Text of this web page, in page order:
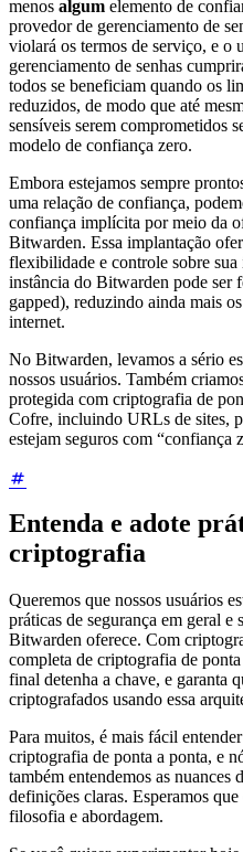
menos algum elemento de
provedor de gerenciamento de
violará os termos de serviço, e o
gerenciamento de senhas
todos se beneficiam quando os
reduzidos, de modo que até
sensíveis serem comprometidos
modelo de confiança zero.
Embora estejamos sempre
uma relação de confiança,
confiança implícita por meio da
Bitwarden. Essa implantação
flexibilidade e controle sobre
instância do Bitwarden pode ser
gapped), reduzindo ainda mais
internet.
No Bitwarden, levamos a sério
nossos usuários. Também
protegida com criptografia de
Cofre, incluindo URLs de sites,
estejam seguros com “confiança
Entenda e adote
criptografia
Queremos que nossos usuários
práticas de segurança em geral e
Bitwarden oferece. Com
completa de criptografia de
final detenha a chave, e garanta
criptografados usando essa
Para muitos, é mais fácil
criptografia de ponta a ponta, e
também entendemos as nuances
definições claras. Esperamos
filosofia e abordagem.